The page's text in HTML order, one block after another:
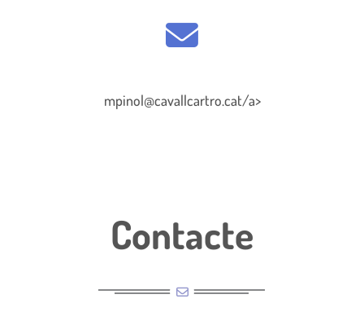
mpinol@cavallcartro.cat/a>
Contacte